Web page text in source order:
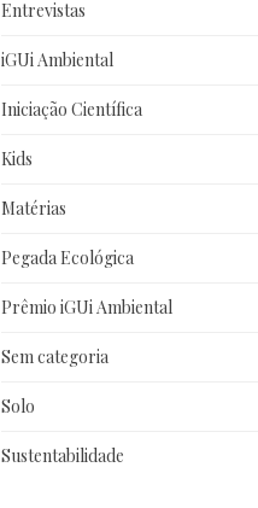
Entrevistas
iGUi Ambiental
Iniciação Científica
Kids
Matérias
Pegada Ecológica
Prêmio iGUi Ambiental
Sem categoria
Solo
Sustentabilidade